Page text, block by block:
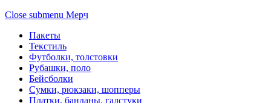
Close submenu Мерч
Пакеты
Текстиль
Футболки, толстовки
Рубашки, поло
Бейсболки
Cумки, рюкзаки, шопперы
Платки, банданы, галстуки